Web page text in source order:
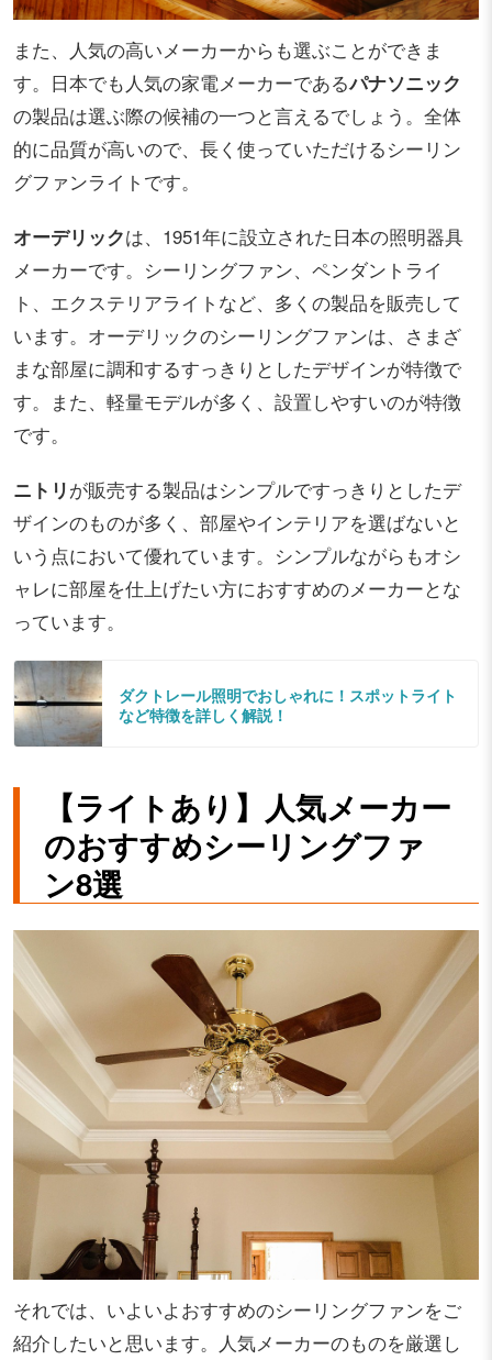
また、人気の高いメーカーからも選ぶことができま
す。日本でも人気の家電メーカーであるパナソニック
の製品は選ぶ際の候補の一つと言えるでしょう。全体
的に品質が高いので、長く使っていただけるシーリン
グファンライトです。
オーデリックは、1951年に設立された日本の照明器具
メーカーです。シーリングファン、ペンダントライ
ト、エクステリアライトなど、多くの製品を販売して
います。オーデリックのシーリングファンは、さまざ
まな部屋に調和するすっきりとしたデザインが特徴で
す。また、軽量モデルが多く、設置しやすいのが特徴
です。
ニトリが販売する製品はシンプルですっきりとしたデ
ザインのものが多く、部屋やインテリアを選ばないと
いう点において優れています。シンプルながらもオシ
ャレに部屋を仕上げたい方におすすめのメーカーとな
っています。
ダクトレール照明でおしゃれに！スポットライト
など特徴を詳しく解説！
【ライトあり】人気メーカー
のおすすめシーリングファ
ン8選
それでは、いよいよおすすめのシーリングファンをご
紹介したいと思います。人気メーカーのものを厳選し